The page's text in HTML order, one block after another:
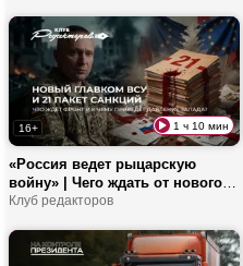
16+ 1 ч 10 мин
«Россия ведет рыцарскую
войну» | Чего ждать от нового
главкома ВСУ? | Почему 21-й
против НПЗ России и
Беларуси?
Клуб редакторов